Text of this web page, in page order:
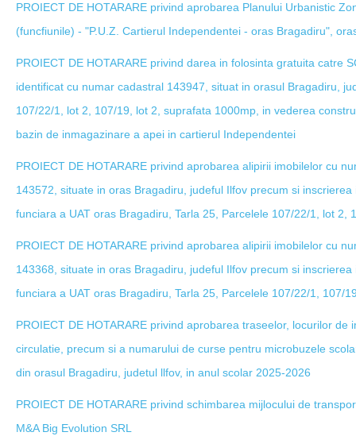
PROIECT DE HOTARARE privind aprobarea Planului Urbanistic
(funcfiunile) - "P.U.Z. Cartierul Independentei - oras Bragadiru",
PROIECT DE HOTARARE privind darea in folosinta gratuita catre
identificat cu numar cadastral 143947, situat in orasul Bragadiru,
107/22/1, lot 2, 107/19, lot 2, suprafata 1000mp, in vederea
bazin de inmagazinare a apei in cartierul Independentei
PROIECT DE HOTARARE privind aprobarea alipirii imobilelor cu
143572, situate in oras Bragadiru, judeful Ilfov precum si
funciara a UAT oras Bragadiru, Tarla 25, Parcelele 107/22/1, lot 2,
PROIECT DE HOTARARE privind aprobarea alipirii imobilelor cu
143368, situate in oras Bragadiru, judeful Ilfov precum si
funciara a UAT oras Bragadiru, Tarla 25, Parcelele 107/22/1, 107/
PROIECT DE HOTARARE privind aprobarea traseelor, locurilor
circulatie, precum si a numarului de curse pentru microbuzele
din orasul Bragadiru, judetul llfov, in anul scolar 2025-2026
PROIECT DE HOTARARE privind schimbarea mijlocului de
M&A Big Evolution SRL